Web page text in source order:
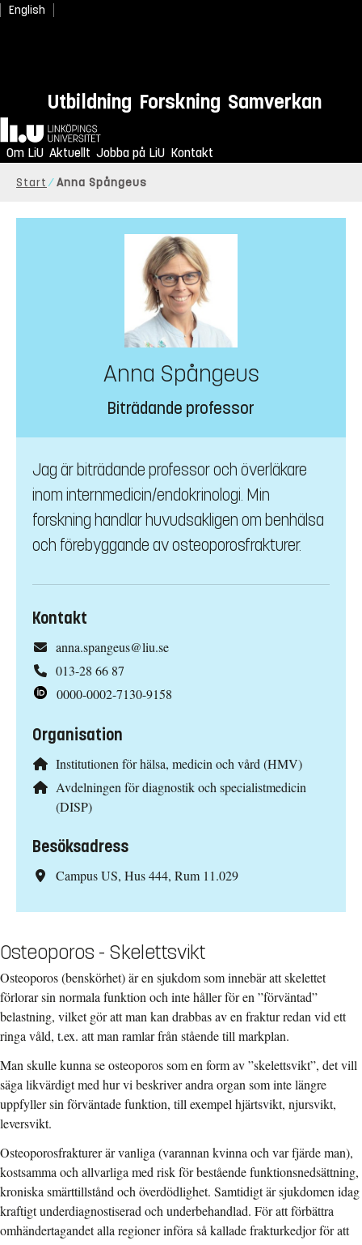
English
Utbildning Forskning Samverkan
Hem
Om LiU Aktuellt Jobba på LiU Kontakt
Start Anna Spångeus
Anna Spångeus
Biträdande professor
Jag är biträdande professor och överläkare
inom internmedicin/endokrinologi. Min
forskning handlar huvudsakligen om benhälsa
och förebyggande av osteoporosfrakturer.
Kontakt
anna.spangeus@liu.se
013-28 66 87
0000-0002-7130-9158
Organisation
Institutionen för hälsa, medicin och vård (HMV)
Avdelningen för diagnostik och specialistmedicin
(DISP)
Besöksadress
Campus US, Hus 444, Rum 11.029
Osteoporos - Skelettsvikt
Osteoporos (benskörhet) är en sjukdom som innebär att skelettet
förlorar sin normala funktion och inte håller för en ”förväntad”
belastning, vilket gör att man kan drabbas av en fraktur redan vid ett
ringa våld, t.ex. att man ramlar från stående till markplan.
Man skulle kunna se osteoporos som en form av ”skelettsvikt”, det vill
säga likvärdigt med hur vi beskriver andra organ som inte längre
uppfyller sin förväntade funktion, till exempel hjärtsvikt, njursvikt,
leversvikt.
Osteoporosfrakturer är vanliga (varannan kvinna och var fjärde man),
kostsamma och allvarliga med risk för bestående funktionsnedsättning,
kroniska smärttillstånd och överdödlighet. Samtidigt är sjukdomen idag
kraftigt underdiagnostiserad och underbehandlad. För att förbättra
omhändertagandet alla regioner införa så kallade frakturkedjor för att